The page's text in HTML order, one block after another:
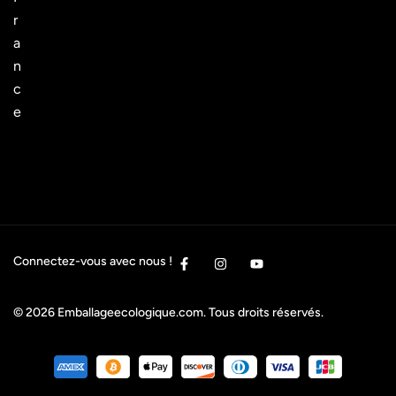
r
a
n
c
e
Connectez-vous avec nous !
© 2026 Emballageecologique.com. Tous droits réservés.